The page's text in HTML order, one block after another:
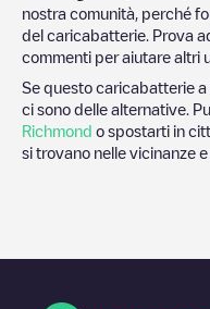
nostra comunità, perché
del caricabatterie. Prova
commenti per aiutare altri
Se questo caricabatterie a
ci sono delle alternative.
Richmond o spostarti in
si trovano nelle vicinanze